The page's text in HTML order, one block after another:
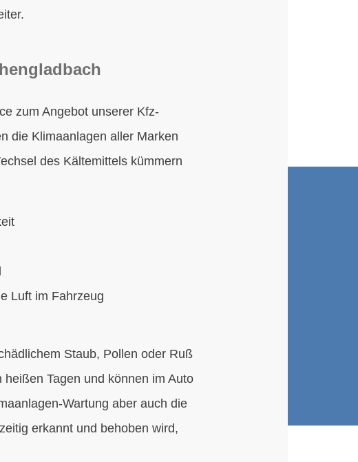
zum Angebot unserer Kfz-
die Klimaanlagen aller Marken
des Kältemittels kümmern
Luft im Fahrzeug
Staub, Pollen oder Ruß
Tagen und können im Auto
Wartung aber auch die
erkannt und behoben wird,